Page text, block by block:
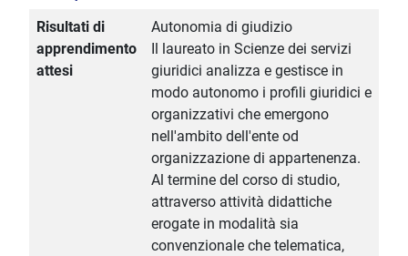
Risultati di
apprendimento
attesi
Autonomia di giudizio
Il laureato in Scienze dei servizi
giuridici analizza e gestisce in
modo autonomo i profili giuridici e
organizzativi che emergono
nell'ambito dell'ente od
organizzazione di appartenenza.
Al termine del corso di studio,
attraverso attività didattiche
erogate in modalità sia
convenzionale che telematica,